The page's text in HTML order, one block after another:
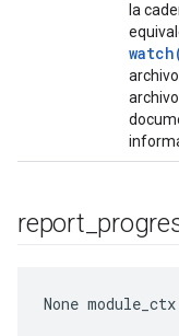
la
report
None